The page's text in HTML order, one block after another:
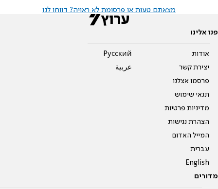
מצאתם טעות או פרסומת לא ראויה? דווחו לנו
פנו אלינו
אודות
יצירת קשר
פרסמו אצלנו
תנאי שימוש
מדיניות פרטיות
הצהרת נגישות
המייל האדום
עברית
English
Pусский
عربية
מדורים